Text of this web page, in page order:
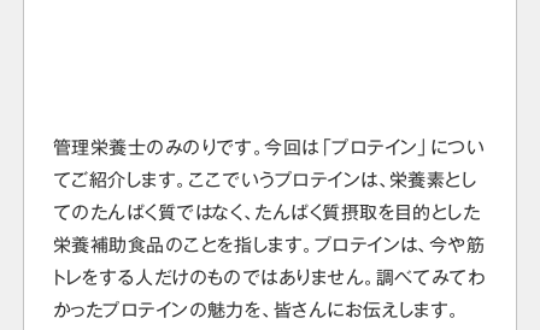
管理栄養士のみのりです。今回は「プロテイン」につい
てご紹介します。ここでいうプロテインは、栄養素とし
てのたんぱく質ではなく、たんぱく質摂取を目的とした
栄養補助食品のことを指します。プロテインは、今や筋
トレをする人だけのものではありません。調べてみてわ
かったプロテインの魅力を、皆さんにお伝えします。